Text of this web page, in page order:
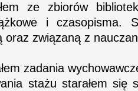
ze zbiorów
i czasopisma.
oraz związaną z
zadania
stażu starałem się